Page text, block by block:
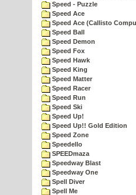
Speed - Puzzle
Speed Ace
Speed Ace (Callisto
Speed Ball
Speed Demon
Speed Fox
Speed Hawk
Speed King
Speed Matter
Speed Racer
Speed Run
Speed Ski
Speed Up!
Speed Up!! Gold Edition
Speed Zone
Speedello
SPEEDmaza
Speedway Blast
Speedway One
Spell Diver
Spell Me